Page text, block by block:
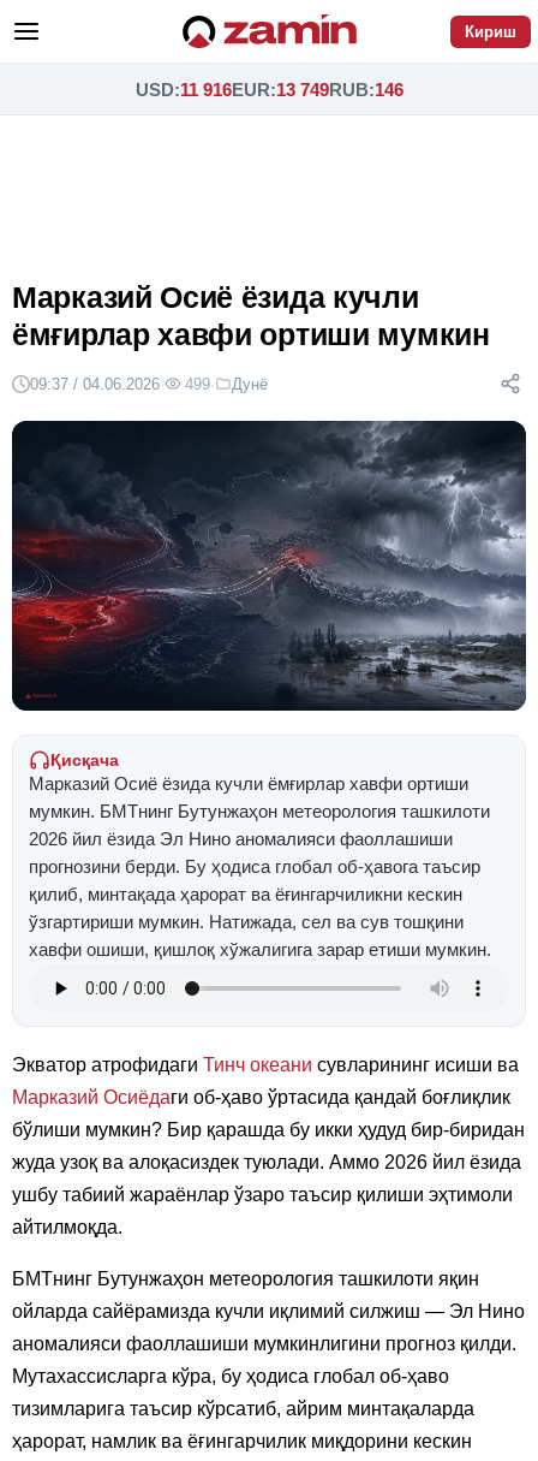
Кириш
USD:11 916EUR:13 749RUB:146
Марказий Осиё ёзида кучли
ёмғирлар хавфи ортиши мумкин
09:37 / 04.06.2026· 499· Дунё
Қисқача
Марказий Осиё ёзида кучли ёмғирлар хавфи ортиши
мумкин. БМТнинг Бутунжаҳон метеорология ташкилоти
2026 йил ёзида Эл Нино аномалияси фаоллашиши
прогнозини берди. Бу ҳодиса глобал об-ҳавога таъсир
қилиб, минтақада ҳарорат ва ёғингарчиликни кескин
ўзгартириши мумкин. Натижада, сел ва сув тошқини
хавфи ошиши, қишлоқ хўжалигига зарар етиши мумкин.
Экватор атрофидаги Тинч океани сувларининг исиши ва
Марказий Осиёдаги об-ҳаво ўртасида қандай боғлиқлик
бўлиши мумкин? Бир қарашда бу икки ҳудуд бир-биридан
жуда узоқ ва алоқасиздек туюлади. Аммо 2026 йил ёзида
ушбу табиий жараёнлар ўзаро таъсир қилиши эҳтимоли
айтилмоқда.
БМТнинг Бутунжаҳон метеорология ташкилоти яқин
ойларда сайёрамизда кучли иқлимий силжиш — Эл Нино
аномалияси фаоллашиши мумкинлигини прогноз қилди.
Мутахассисларга кўра, бу ҳодиса глобал об-ҳаво
тизимларига таъсир кўрсатиб, айрим минтақаларда
ҳарорат, намлик ва ёғингарчилик миқдорини кескин